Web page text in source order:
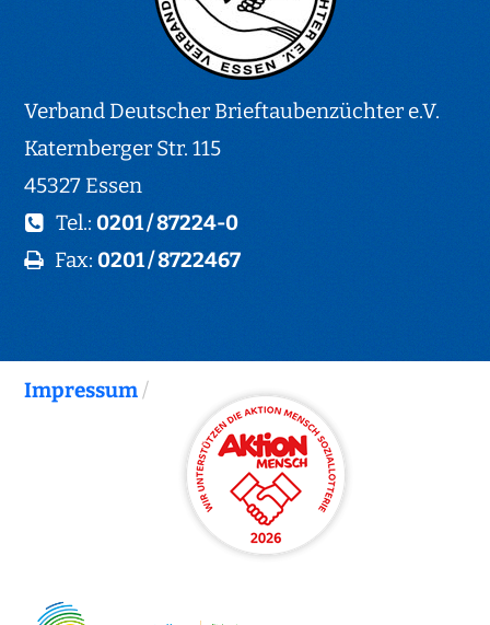
Verband Deutscher Brieftaubenzüchter e.V.
Katernberger Str. 115
45327 Essen
Tel.:0201 / 87224-0
Fax:0201 / 8722467
Impressum/